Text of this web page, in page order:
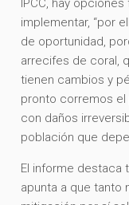
IPCC, hay
implementar, “por
de oportunidad,
arrecifes de coral,
tienen cambios y
pronto corremos el
con daños
población que
El informe destaca
apunta a que tanto